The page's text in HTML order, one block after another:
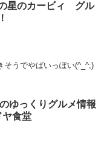
星のカービィ グル
そうでやばいっぽい(^_^;)
ゆっくりグルメ情報
ヤ食堂